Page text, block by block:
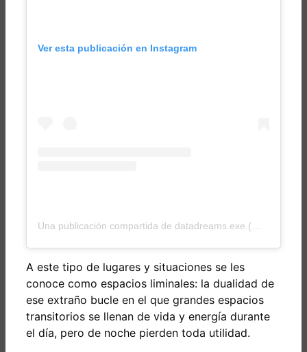
Ver esta publicación en Instagram
A este tipo de lugares y situaciones se les
conoce como espacios liminales: la dualidad de
ese extraño bucle en el que grandes espacios
transitorios se llenan de vida y energía durante
el día, pero de noche pierden toda utilidad.